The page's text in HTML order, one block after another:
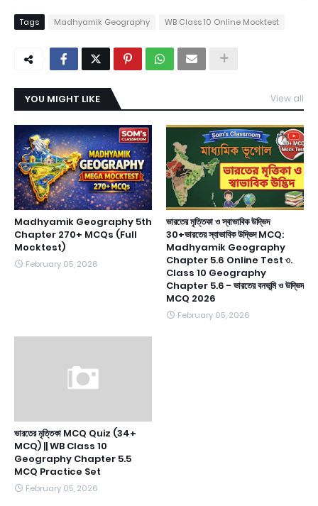
Tags Madhyamik Geography WB Class 10 Online Mocktest
YOU MIGHT LIKE View all
Madhyamik Geography 5th
Chapter 270+ MCQs (Full
Mocktest)
February 05, 2026
ভারতের মৃত্তিকা ও স্বাভাবিক উদ্ভিদ
30+ভারতের স্বাভাবিক উদ্ভিদ MCQ:
Madhyamik Geography
Chapter 5.6 Online Test ৩.
Class 10 Geography
Chapter 5.6 - ভারতের বনভূমি ও উদ্ভিদ
MCQ 2026
February 05, 2026
ভারতের মৃত্তিকা MCQ Quiz (34+
MCQ) || WB Class 10
Geography Chapter 5.5
MCQ Practice Set
February 05, 2026